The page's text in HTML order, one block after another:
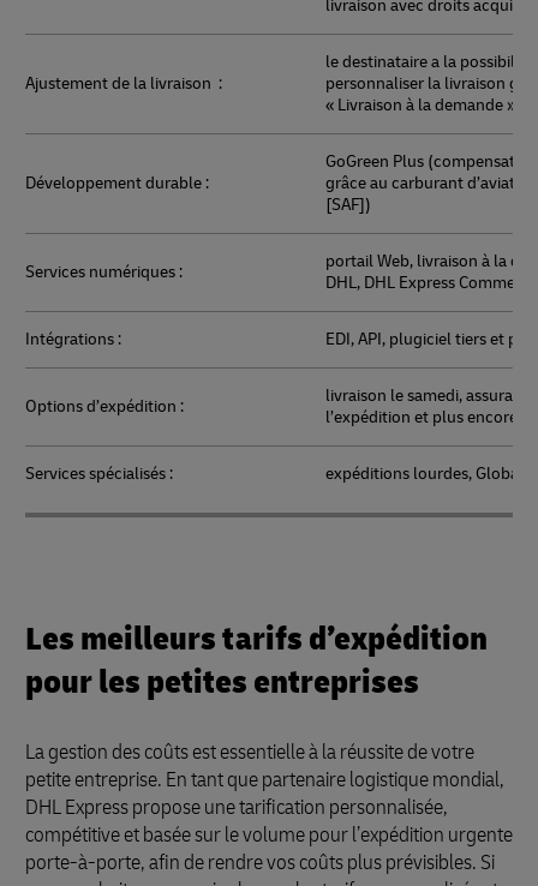
livraison avec droits
Ajustement de la livraison :
le destinataire a la possibilité
personnaliser la livraison
« Livraison à la demande »
Développement durable :
GoGreen Plus
grâce au carburant
[SAF])
Services numériques :
portail Web, livraison à la
DHL, DHL Express Commerce
Intégrations : EDI, API, plugiciel tiers et
Options d’expédition :
livraison le samedi,
l’expédition et plus encore
Services spécialisés : expéditions lourdes,
Les meilleurs tarifs d’expédition
pour les petites entreprises
La gestion des coûts est essentielle à la réussite de votre
petite entreprise. En tant que partenaire logistique mondial,
DHL Express propose une tarification personnalisée,
compétitive et basée sur le volume pour l’expédition urgente
porte-à-porte, afin de rendre vos coûts plus prévisibles. Si